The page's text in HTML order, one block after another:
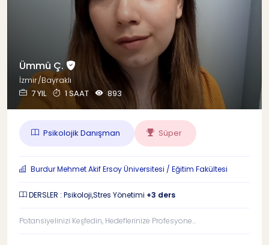
Ümmü Ç.
İzmir/Bayraklı
7 YIL
1 SAAT 893
Psikolojik Danışman Süper
Burdur Mehmet Akif Ersoy Üniversitesi / Eğitim Fakültesi
DERSLER : Psikoloji,Stres Yönetimi +3 ders
Potansiyelinizi Keşfedin, Hedeflerinize Profesyone...